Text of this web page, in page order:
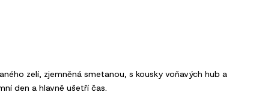
zelí, zjemněná smetanou, s kousky voňavých hub a
den a hlavně ušetří čas.